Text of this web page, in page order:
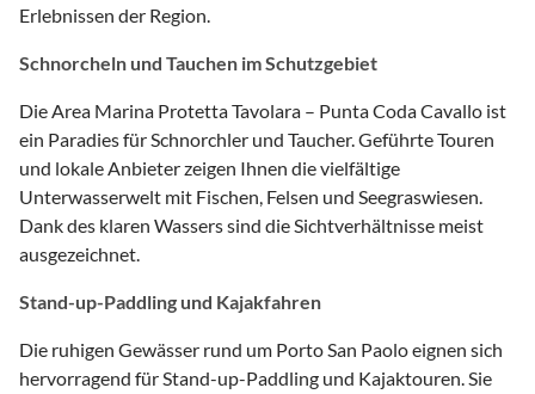
Erlebnissen der Region.
Schnorcheln und Tauchen im Schutzgebiet
Die Area Marina Protetta Tavolara – Punta Coda Cavallo ist
ein Paradies für Schnorchler und Taucher. Geführte Touren
und lokale Anbieter zeigen Ihnen die vielfältige
Unterwasserwelt mit Fischen, Felsen und Seegraswiesen.
Dank des klaren Wassers sind die Sichtverhältnisse meist
ausgezeichnet.
Stand-up-Paddling und Kajakfahren
Die ruhigen Gewässer rund um Porto San Paolo eignen sich
hervorragend für Stand-up-Paddling und Kajaktouren. Sie